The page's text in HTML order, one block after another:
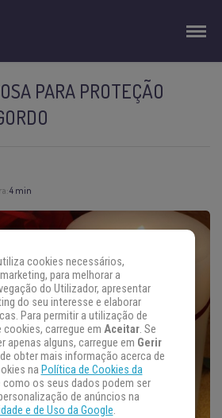
PARA PROTEÇÃO
4 min
cookies necessários,
para melhorar a
do Utilizador, apresentar
do seu interesse e elaborar
Para permitir a utilização de
carregue em Aceitar. Se
apenas alguns, carregue em Gerir
obter mais informação acerca de
na Política de Cookies da
os seus dados podem ser
de anúncios na
e de Uso da Google.